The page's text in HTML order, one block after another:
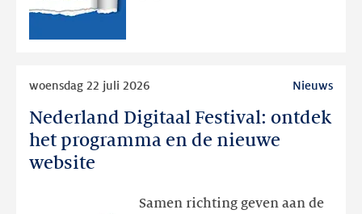
Nederland Digitaal Festival: ontdek
het programma en de nieuwe
website
woensdag 22 juli 2026 Nieuws
Samen richting geven aan de
Nederland
Digitaal
Festival: